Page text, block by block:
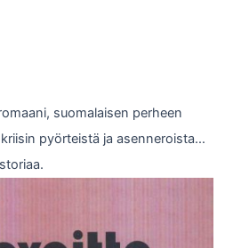
suomalaisen perheen
pyörteistä ja asenneroista…